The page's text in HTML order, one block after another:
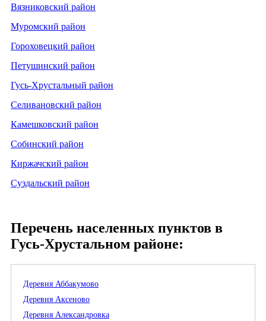
Вязниковский район
Муромский район
Гороховецкий район
Петушинский район
Гусь-Хрустальный район
Селивановский район
Камешковский район
Собинский район
Киржачский район
Суздальский район
Перечень населенных пунктов в
Гусь-Хрустальном районе:
Деревня Аббакумово
Деревня Аксеново
Деревня Александровка